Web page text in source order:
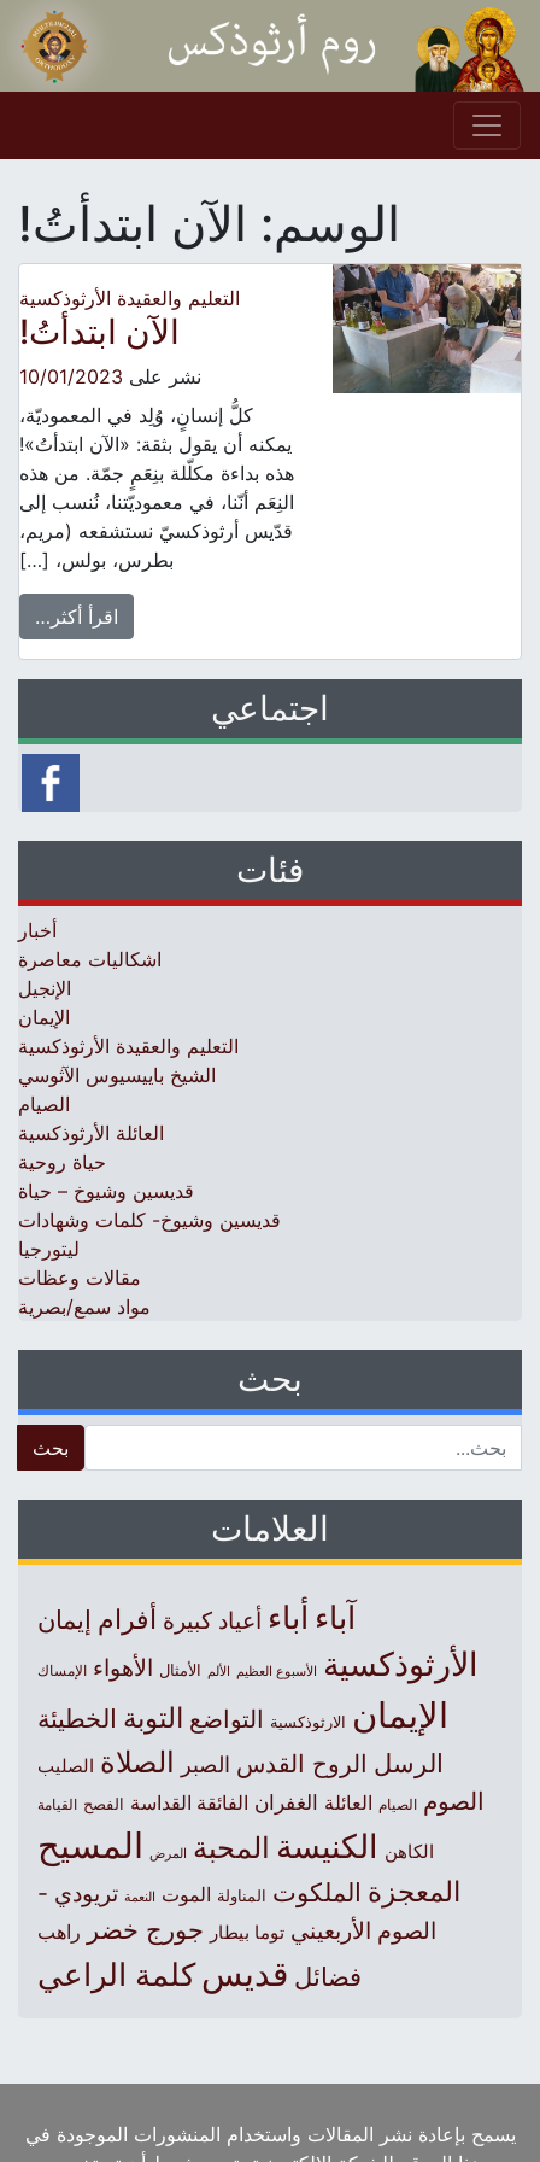
Skip to content
Main Navigation
الوسم:الآن ابتدأتُ!
التعليم والعقيدة الأرثوذكسية
الآن ابتدأتُ!
نشر على10/01/2023
كلُّ إنسانٍ، وُلِد في المعموديّة،
يمكنه أن يقول بثقة: «الآن ابتدأتُ»!
هذه بداءة مكلّلة بنِعَمٍ جمّة. من هذه
النِعَم أنّنا، في معموديّتنا، نُنسب إلى
قدّيس أرثوذكسيّ نستشفعه (مريم،
بطرس، بولس، […]
اقرأ أكثر…
اجتماعي
فئات
أخبار
اشكاليات معاصرة
الإنجيل
الإيمان
التعليم والعقيدة الأرثوذكسية
الشيخ باييسيوس الآثوسي
الصيام
العائلة الأرثوذكسية
حياة روحية
قديسين وشيوخ – حياة
قديسين وشيوخ- كلمات وشهادات
ليتورجيا
مقالات وعظات
مواد سمع/بصرية
بحث
العلامات
آباءأباء أعياد كبيرة أفرام إيمان
الأرثوذكسية الأسبوع العظيم الألم الأمثال الأهواء الإمساك
الإيمان الارثوذكسية التواضع التوبة الخطيئة
الرسل الروح القدس الصبر الصلاة الصليب
الصوم الصيام العائلة الغفران الفائقة القداسة الفصح القيامة
الكاهن الكنيسةالمحبة المرض المسيح
المعجزة الملكوت المناولة الموت النعمة تريودي -
الصوم الأربعيني توما بيطار جورج خضر راهب
فضائل قديس كلمة الراعي
يسمح بإعادة نشر المقالات واستخدام المنشورات الموجودة في